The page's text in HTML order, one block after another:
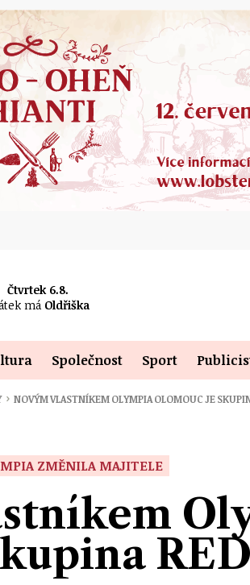
Čtvrtek 6.8.
má Oldřiška
Společnost Sport
› NOVÝM VLASTNÍKEM OLYMPIA OLOMOUC JE
ZMĚNILA MAJITELE